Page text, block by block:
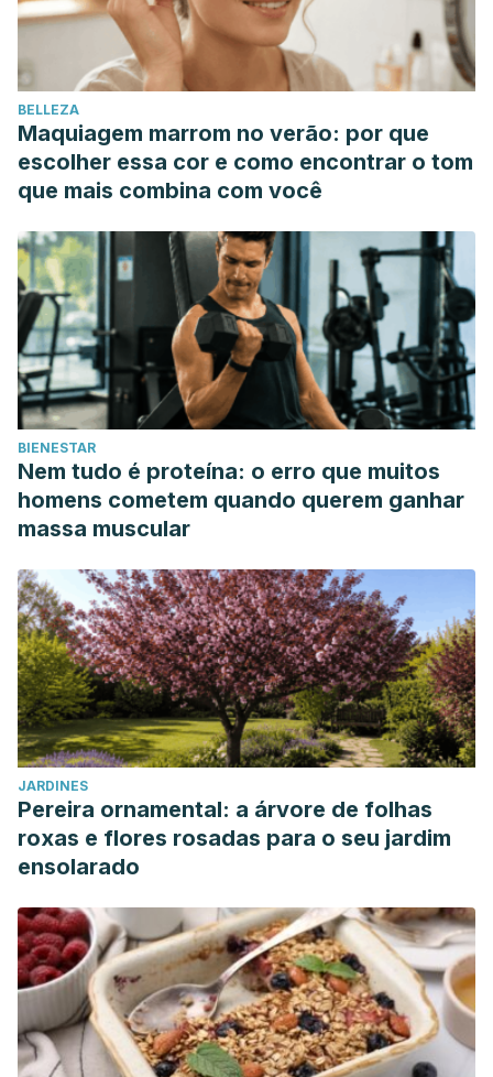
BELLEZA
Maquiagem marrom no verão: por que
escolher essa cor e como encontrar o tom
que mais combina com você
BIENESTAR
Nem tudo é proteína: o erro que muitos
homens cometem quando querem ganhar
massa muscular
JARDINES
Pereira ornamental: a árvore de folhas
roxas e flores rosadas para o seu jardim
ensolarado